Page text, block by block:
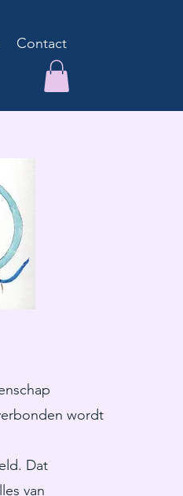
Contact
wordt
Dat
van